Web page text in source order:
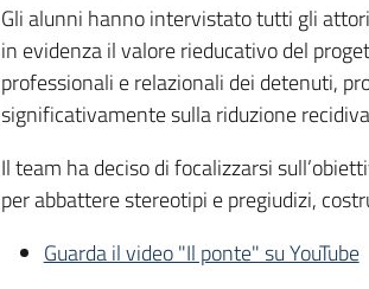
Gli alunni hanno intervistato tutti gli
in evidenza il valore rieducativo del
professionali e relazionali dei detenuti,
significativamente sulla riduzione
Il team ha deciso di focalizzarsi
per abbattere stereotipi e pregiudizi,
Guarda il video "Il ponte" su YouTube